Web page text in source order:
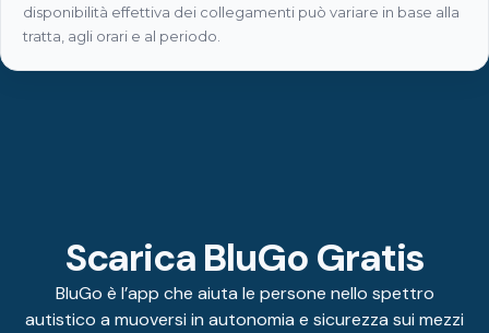
disponibilità effettiva dei collegamenti può variare in base alla
tratta, agli orari e al periodo.
Scarica BluGo Gratis
BluGo è l’app che aiuta le persone nello spettro
autistico a muoversi in autonomia e sicurezza sui mezzi